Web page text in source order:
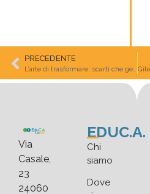
PRECEDENTE
L’arte di trasformare: scarti che generano azione
Via
Casale,
23
24060
EDUC.A.
Chi
siamo
Dove